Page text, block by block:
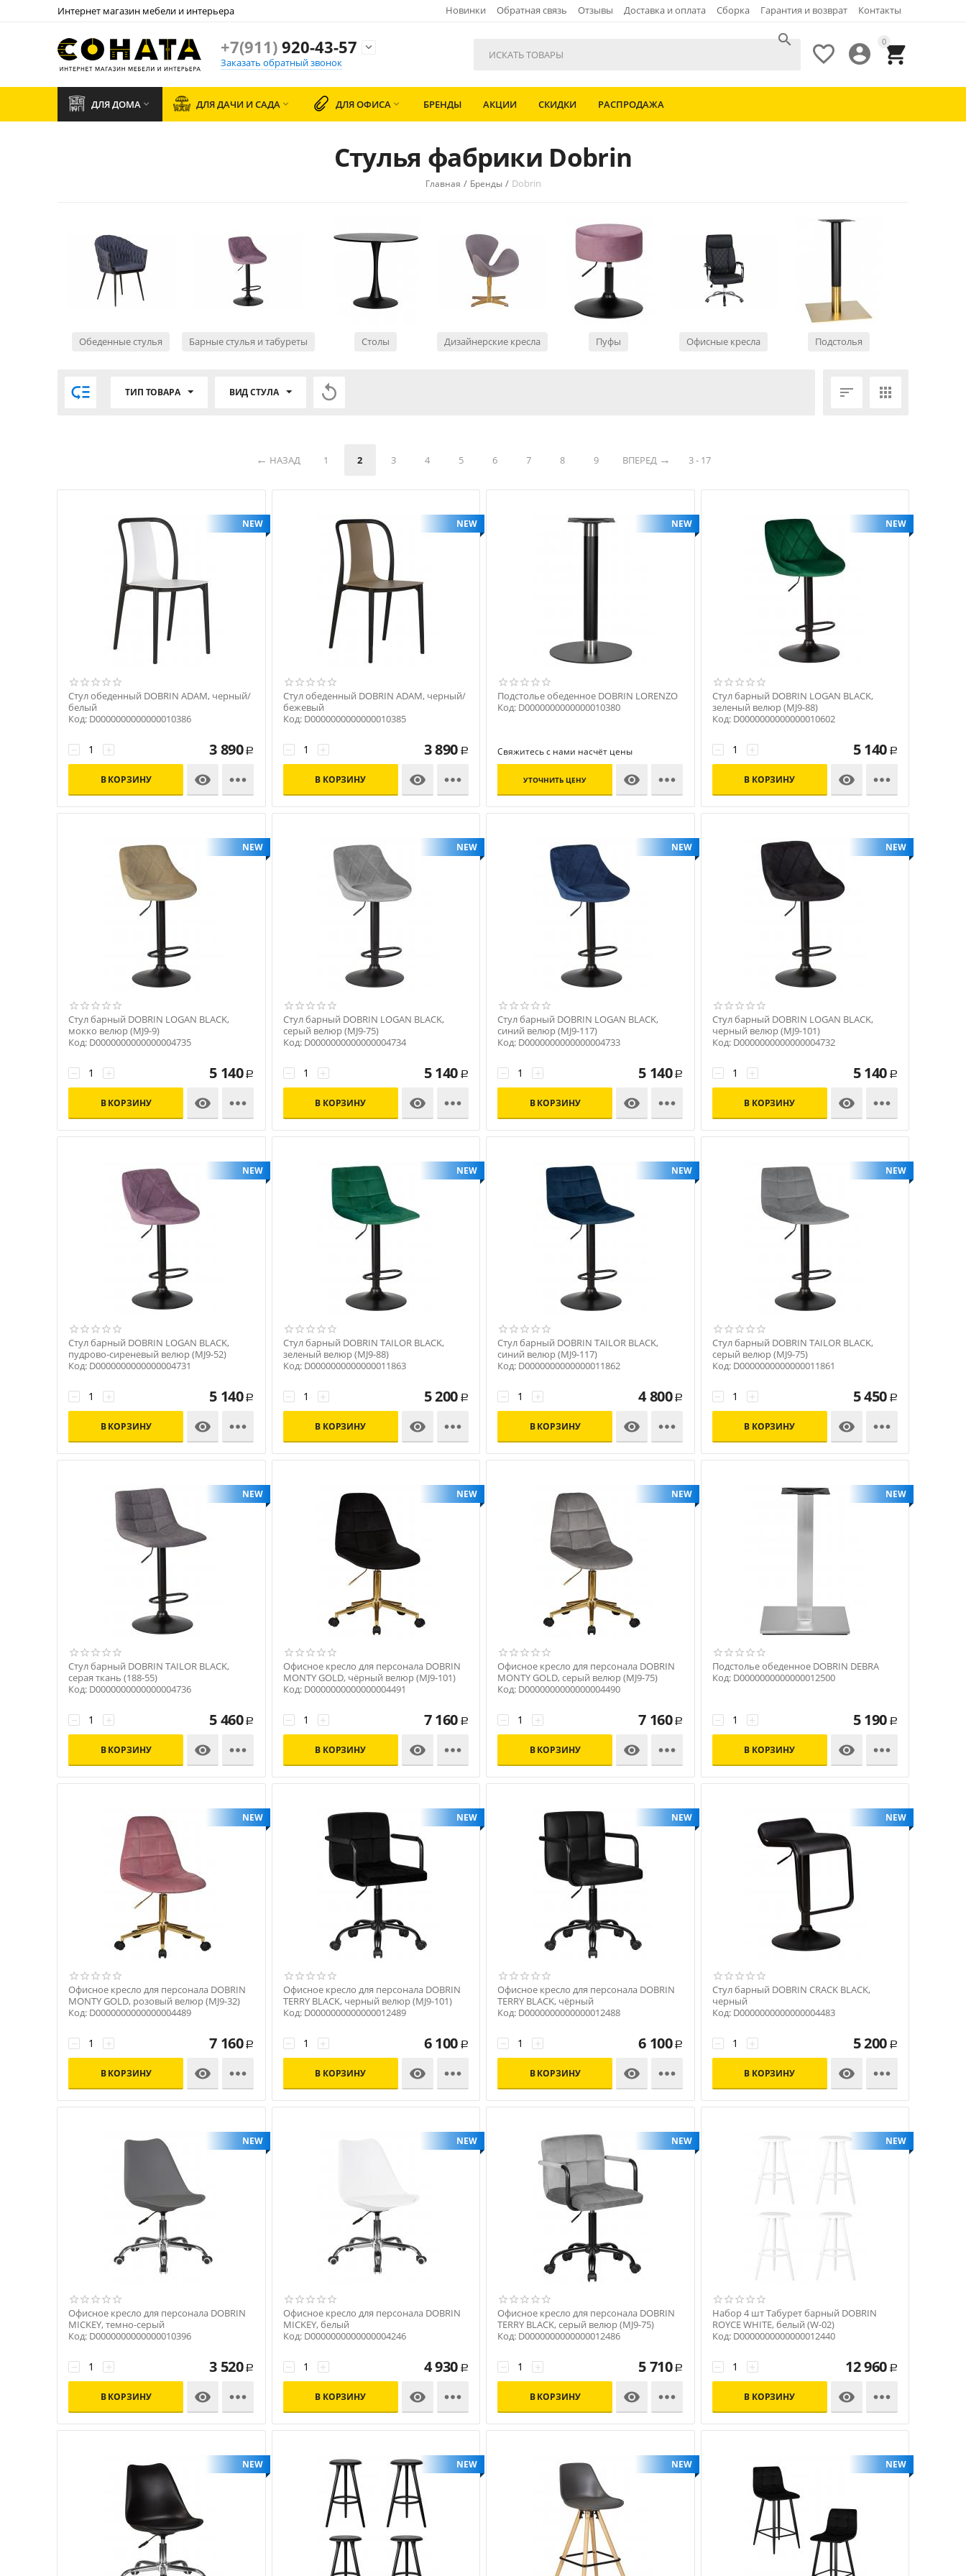
Интернет магазин мебели и интерьера Новинки Обратная связь Отзывы Доставка и оплата Сборка Гарантия и возврат Контакты
+7(911)920-43-57

Заказать обратный звонок
0



ДЛЯ ДОМА  ДЛЯ ДАЧИ И САДА  ДЛЯ ОФИСА  БРЕНДЫ АКЦИИ СКИДКИ РАСПРОДАЖА
Стулья фабрики Dobrin
Главная / Бренды / Dobrin
Обеденные стулья Барные стулья и табуреты Столы Дизайнерские кресла Пуфы Офисные кресла Подстолья
 ТИП ТОВАРА ВИД СТУЛА 
НАЗАД 1 2 3 4 5 6 7 8 9 ВПЕРЕД 3 - 17
 
NEW
Стул обеденный DOBRIN ADAM, черный/
белый
Код: D0000000000000010386
+
− 3 890 Р
В КОРЗИНУ 

NEW
Стул обеденный DOBRIN ADAM, черный/
бежевый
Код: D0000000000000010385
+
− 3 890 Р
В КОРЗИНУ 

NEW
Подстолье обеденное DOBRIN LORENZO
Код: D0000000000000010380
Свяжитесь с нами насчёт цены
УТОЧНИТЬ ЦЕНУ 

NEW
Стул барный DOBRIN LOGAN BLACK,
зеленый велюр (MJ9-88)
Код: D0000000000000010602
+
− 5 140 Р
В КОРЗИНУ 

NEW
Стул барный DOBRIN LOGAN BLACK,
мокко велюр (MJ9-9)
Код: D0000000000000004735
+
− 5 140 Р
В КОРЗИНУ 

NEW
Стул барный DOBRIN LOGAN BLACK,
серый велюр (MJ9-75)
Код: D0000000000000004734
+
− 5 140 Р
В КОРЗИНУ 

NEW
Стул барный DOBRIN LOGAN BLACK,
синий велюр (MJ9-117)
Код: D0000000000000004733
+
− 5 140 Р
В КОРЗИНУ 

NEW
Стул барный DOBRIN LOGAN BLACK,
черный велюр (MJ9-101)
Код: D0000000000000004732
+
− 5 140 Р
В КОРЗИНУ 

NEW
Стул барный DOBRIN LOGAN BLACK,
пудрово-сиреневый велюр (MJ9-52)
Код: D0000000000000004731
+
− 5 140 Р
В КОРЗИНУ 

NEW
Стул барный DOBRIN TAILOR BLACK,
зеленый велюр (MJ9-88)
Код: D0000000000000011863
+
− 5 200 Р
В КОРЗИНУ 

NEW
Стул барный DOBRIN TAILOR BLACK,
синий велюр (MJ9-117)
Код: D0000000000000011862
+
− 4 800 Р
В КОРЗИНУ 

NEW
Стул барный DOBRIN TAILOR BLACK,
серый велюр (MJ9-75)
Код: D0000000000000011861
+
− 5 450 Р
В КОРЗИНУ 

NEW
Стул барный DOBRIN TAILOR BLACK,
серая ткань (188-55)
Код: D0000000000000004736
+
− 5 460 Р
В КОРЗИНУ 

NEW
Офисное кресло для персонала DOBRIN
MONTY GOLD, чёрный велюр (MJ9-101)
Код: D0000000000000004491
+
− 7 160 Р
В КОРЗИНУ 

NEW
Офисное кресло для персонала DOBRIN
MONTY GOLD, серый велюр (MJ9-75)
Код: D0000000000000004490
+
− 7 160 Р
В КОРЗИНУ 

NEW
Подстолье обеденное DOBRIN DEBRA
Код: D0000000000000012500
+
− 5 190 Р
В КОРЗИНУ 

NEW
Офисное кресло для персонала DOBRIN
MONTY GOLD, розовый велюр (MJ9-32)
Код: D0000000000000004489
+
− 7 160 Р
В КОРЗИНУ 

NEW
Офисное кресло для персонала DOBRIN
TERRY BLACK, черный велюр (MJ9-101)
Код: D0000000000000012489
+
− 6 100 Р
В КОРЗИНУ 

NEW
Офисное кресло для персонала DOBRIN
TERRY BLACK, чёрный
Код: D0000000000000012488
+
− 6 100 Р
В КОРЗИНУ 

NEW
Стул барный DOBRIN CRACK BLACK,
черный
Код: D0000000000000004483
+
− 5 200 Р
В КОРЗИНУ 

NEW
Офисное кресло для персонала DOBRIN
MICKEY, темно-серый
Код: D0000000000000010396
+
− 3 520 Р
В КОРЗИНУ 

NEW
Офисное кресло для персонала DOBRIN
MICKEY, белый
Код: D0000000000000004246
+
− 4 930 Р
В КОРЗИНУ 

NEW
Офисное кресло для персонала DOBRIN
TERRY BLACK, серый велюр (MJ9-75)
Код: D0000000000000012486
+
− 5 710 Р
В КОРЗИНУ 

NEW
Набор 4 шт Табурет барный DOBRIN
ROYCE WHITE, белый (W-02)
Код: D0000000000000012440
+
− 12 960 Р
В КОРЗИНУ 

NEW NEW NEW NEW